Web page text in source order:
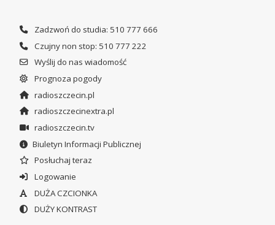
Zadzwoń do studia: 510 777 666
Czujny non stop: 510 777 222
Wyślij do nas wiadomość
Prognoza pogody
radioszczecin.pl
radioszczecinextra.pl
radioszczecin.tv
Biuletyn Informacji Publicznej
Posłuchaj teraz
Logowanie
DUŻA CZCIONKA
DUŻY KONTRAST